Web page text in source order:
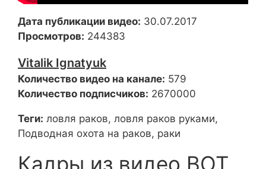
Дата публикации видео: 30.07.2017
Просмотров: 244383
Vitalik Ignatyuk
Количество видео на канале: 579
Количество подписчиков: 2670000
Теги: ловля раков, ловля раков руками,
Подводная охота на раков, раки
Кадры из видео ВОТ